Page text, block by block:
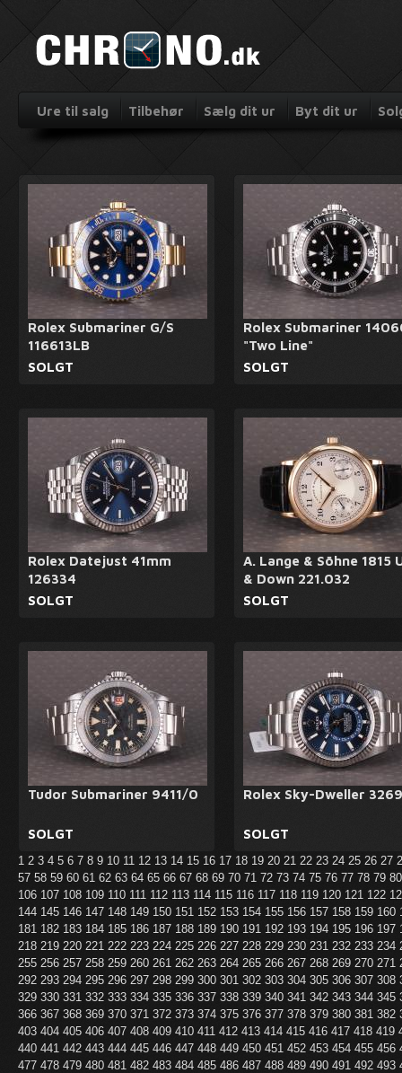
Ure til salg Tilbehør Sælg dit ur Byt dit ur
Rolex Submariner G/S
116613LB
SOLGT
Rolex Submariner
"Two Line"
SOLGT
Rolex Datejust 41mm
126334
SOLGT
A. Lange & Söhne 1815
& Down 221.032
SOLGT
Tudor Submariner 9411/0
SOLGT
Rolex Sky-Dweller
SOLGT
1 2 3 4 5 6 7 8 9 10 11 12 13 14 15 16 17 18 19 20 21 22 23 24 25 26 27
57 58 59 60 61 62 63 64 65 66 67 68 69 70 71 72 73 74 75 76 77 78 79
106 107 108 109 110 111 112 113 114 115 116 117 118 119 120 121 122
144 145 146 147 148 149 150 151 152 153 154 155 156 157 158 159 160
181 182 183 184 185 186 187 188 189 190 191 192 193 194 195 196 197
218 219 220 221 222 223 224 225 226 227 228 229 230 231 232 233 234
255 256 257 258 259 260 261 262 263 264 265 266 267 268 269 270 271
292 293 294 295 296 297 298 299 300 301 302 303 304 305 306 307 308
329 330 331 332 333 334 335 336 337 338 339 340 341 342 343 344 345
366 367 368 369 370 371 372 373 374 375 376 377 378 379 380 381 382
403 404 405 406 407 408 409 410 411 412 413 414 415 416 417 418 419
440 441 442 443 444 445 446 447 448 449 450 451 452 453 454 455 456
477 478 479 480 481 482 483 484 485 486 487 488 489 490 491 492 493